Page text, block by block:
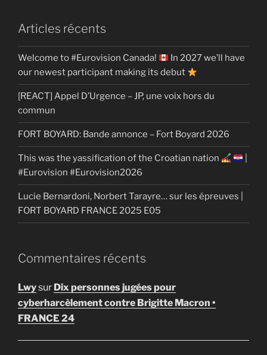
Articles récents
Welcome to #Eurovision Canada!
In 2027 we’ll have
our newest participant making its debut
[REACT] Appel D’Urgence – JP, une voix hors du
commun
FORT BOYARD: Bande annonce – Fort Boyard 2026
This was the yassification of the Croatian nation
#Eurovision #Eurovision2026
Lucie Bernardoni, Norbert Tarayre… sur les épreuves |
FORT BOYARD FRANCE 2025 E05
Commentaires récents
Lwysur Dix personnes jugées pour
cyberharcèlement contre Brigitte Macron •
FRANCE 24